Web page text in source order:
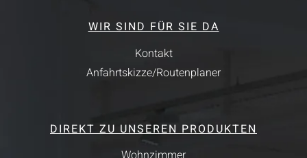
WIR SIND FÜR SIE DA
Kontakt
Anfahrtskizze/Routenplaner
DIREKT ZU UNSEREN PRODUKTEN